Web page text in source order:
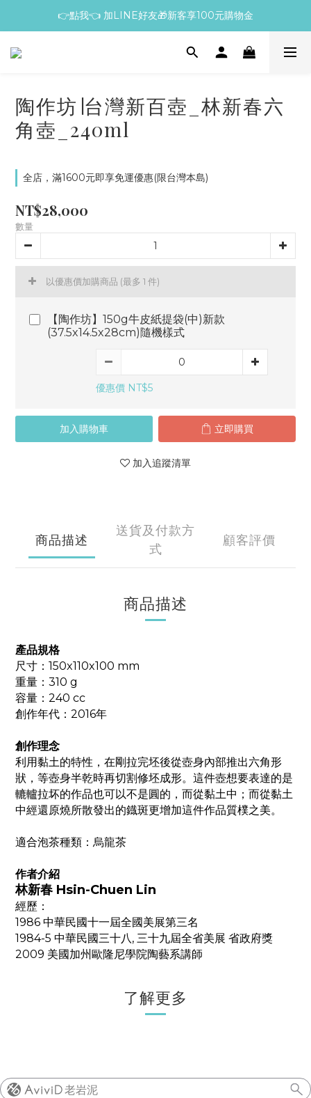
👉點我👈 加LINE好友🎁新客享100元購物金
陶作坊∣台灣新百壺_林新春六
角壺_240ml
全店，滿1600元即享免運優惠(限台灣本島)
NT$28,000
數量
以優惠價加購商品 (最多 1 件)
【陶作坊】150g牛皮紙提袋(中)新款
(37.5x14.5x28cm)隨機樣式
優惠價 NT$5
加入購物車 立即購買
加入追蹤清單
商品描述
送貨及付款方
式
顧客評價
商品描述
產品規格
尺寸： 150x110x100 mm
重量： 310 g
容量： 240 cc
創作年代： 2016年
創作理念
利用黏土的特性，在剛拉完坯後從壺身內部推出六角形
狀，等壺身半乾時再切割修坯成形。這件壺想要表達的是
轆轤拉坏的作品也可以不是圓的，而從黏土中；而從黏土
中經還原燒所散發出的鐡斑更增加這件作品質樸之美。
適合泡茶種類：烏龍茶
作者介紹
林新春 Hsin-Chuen Lin
經歷：
1986 中華民國十一屆全國美展第三名
1984-5 中華民國三十八, 三十九屆全省美展 省政府獎
2009 美國加州歐隆尼學院陶藝系講師
了解更多
老岩泥